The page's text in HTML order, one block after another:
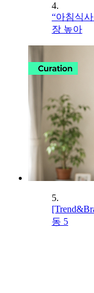
4.
“아침식
장 높아
5.
동 5